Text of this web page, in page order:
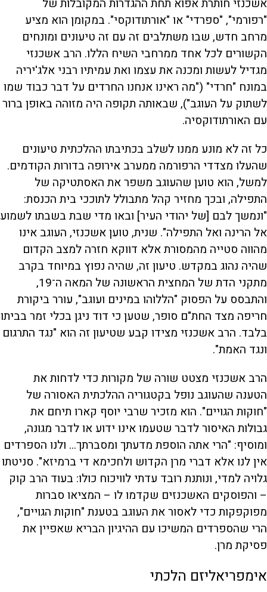
אשכנזי חותרת אפוא תחת ההגדרות המקובלות של
"רפורמי", "ספרדי" או "אורתודוקסי". במקומן הוא מציע
מרחב חדש, שבו משתלבים זה עם זה טיעונים ומונחים
הקשורים לכל אחד ממרחבי השיח הללו. הרב אשכנזי
מגדיל לעשות ומכנה את עצמו ואת עמיתיו רבני אלג'יריה
במונח "חרדי" ("מה ראינו אנחנו החרדים על דבר כבוד שמו
לשתוק על העוגב"), שבאותה תקופה היה מזוהה באופן ברור
עם האורתודוקסיה.
כל זה לא מונע ממנו לשלב בכתיבתו ההלכתית טיעונים
שהעלו מצדדי הרפורמה ממערב אירופה בדורות הקודמים.
למשל, הוא טוען שהעוגב משפר את האסתטיקה של
התפילה, ובכך מחזיר קהל מתבולל לתוככי בית הכנסת:
"ונמשך לבם [של יהודי העיר] ובאו מדי שבת בשבתו לשמוע
אל הרינה ואל התפילה". שנית, טוען אשכנזי, העוגב אינו
מהווה סטייה מהמסורת אלא דווקא חזרה למצב הקדום
שהיה נהוג במקדש. טיעון זה, שהיה נפוץ במיוחד בקרב
מתקני הדת של המחצית הראשונה של המאה ה־19,
והתבסס על הפסוק "הללוהו במינים ועוגב", עורר ביקורת
חריפה מצד החת"ם סופר, שטען כי דוד ניגן בכלי זמר בביתו
בלבד. הרב אשכנזי מצידו קבע שטיעון זה הוא "נגד התרגום
ונגד האמת".
הרב אשכנזי מצטט שורה של מקורות כדי לדחות את
הטענה שהעוגב נופל בקטגוריה ההלכתית האסורה של
"חוקות הגויים". הוא מזכיר שרבי יוסף קארו תיחם את
גבולות האיסור לדבר שטעמו אינו ידוע או לדבר מגונה,
ומוסיף: "הרי אתה הוספת מדעתך ומסברתך... ולנו הספרדים
אין לנו אלא דברי מרן הקדוש ולחכימא די ברמיזא". סניטתו
גלויה למדי, ונותנת רובד עדתי לוויכוח כולו: בעוד הרב קוק
– והפוסקים האשכנזים שקדמו לו – המציאו סברות
מפוקפקות כדי לאסור את העוגב בטענת "חוקות הגויים",
הרי שהספרדים המשיכו עם ההיגיון הבריא שאפיין את
פסיקת מרן.
אימפריאליזם הלכתי